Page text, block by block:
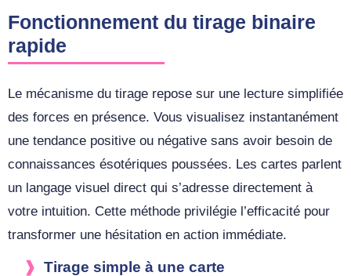
Fonctionnement du tirage binaire
rapide
Le mécanisme du tirage repose sur une lecture simplifiée
des forces en présence. Vous visualisez instantanément
une tendance positive ou négative sans avoir besoin de
connaissances ésotériques poussées. Les cartes parlent
un langage visuel direct qui s’adresse directement à
votre intuition. Cette méthode privilégie l’efficacité pour
transformer une hésitation en action immédiate.
Tirage simple à une carte